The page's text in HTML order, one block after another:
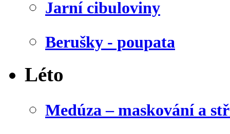
Jarní cibuloviny
Berušky - poupata
Léto
Medúza – maskování a